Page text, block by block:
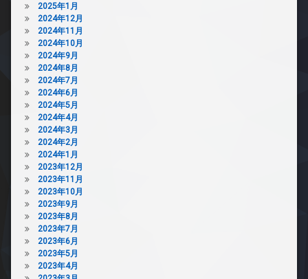
2025年1月
2024年12月
2024年11月
2024年10月
2024年9月
2024年8月
2024年7月
2024年6月
2024年5月
2024年4月
2024年3月
2024年2月
2024年1月
2023年12月
2023年11月
2023年10月
2023年9月
2023年8月
2023年7月
2023年6月
2023年5月
2023年4月